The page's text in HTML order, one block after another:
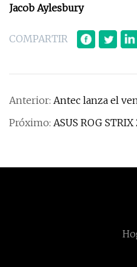
Jacob Aylesbury
COMPARTIR
Anterior: Antec lanza el
Próximo: ASUS ROG STRIX